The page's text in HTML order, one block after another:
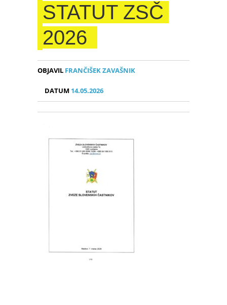
STATUT ZSČ
2026
OBJAVIL FRANČIŠEK ZAVAŠNIK
DATUM 14.05.2026